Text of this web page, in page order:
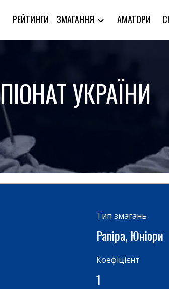
РЕЙТИНГИ ЗМАГАННЯ АМАТОРИ
УКРАЇНИ
Тип змагань
Рапіра, Юніори
Коефіцієнт
1